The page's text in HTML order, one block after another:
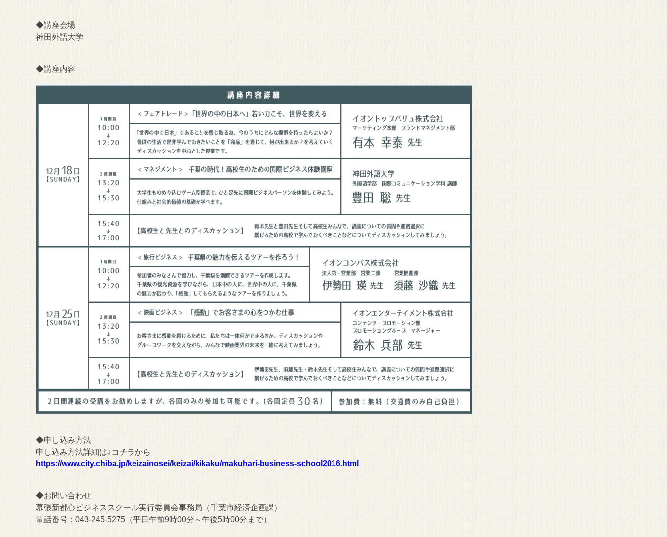
◆講座会場
神田外語大学
◆講座内容
◆申し込み方法
申し込み方法詳細は↓コチラから
https://www.city.chiba.jp/keizainosei/keizai/kikaku/makuhari-business-school2016.html
◆お問い合わせ
幕張新都心ビジネススクール実行委員会事務局（千葉市経済企画課）
電話番号：043-245-5275（平日午前9時00分～午後5時00分まで）